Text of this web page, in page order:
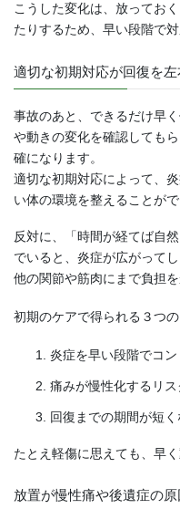
こうした変化は、放ってお
たりするため、早い段階で
適切な初期対応が回復を左
事故のあと、できるだけ早
や動きの変化を確認しても
確になります。
適切な初期対応によって、
い体の環境を整えることがで
反対に、「時間が経てば自
でいると、炎症が広がって
他の関節や筋肉にまで負担を
初期のケアで得られる３つ
炎症を早い段階でコ
痛みが慢性化するリ
回復までの期間が短く
たとえ軽傷に思えても、早
放置が慢性痛や後遺症の